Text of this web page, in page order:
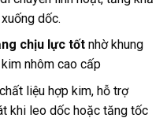
dốc.
chịu lực tốtnhờ khung
nhôm cao cấp
liệu hợp kim, hỗ trợ
khi leo dốc hoặc tăng tốc